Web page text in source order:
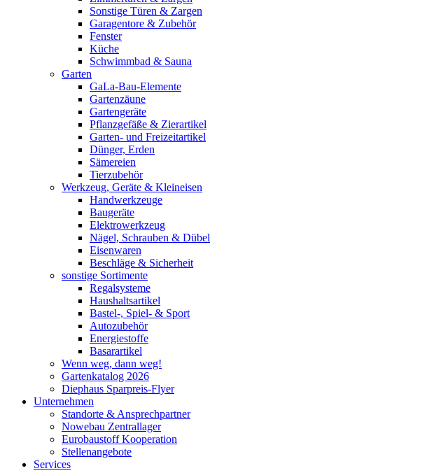
Sonstige Türen & Zargen
Garagentore & Zubehör
Fenster
Küche
Schwimmbad & Sauna
Garten
GaLa-Bau-Elemente
Gartenzäune
Gartengeräte
Pflanzgefäße & Zierartikel
Garten- und Freizeitartikel
Dünger, Erden
Sämereien
Tierzubehör
Werkzeug, Geräte & Kleineisen
Handwerkzeuge
Baugeräte
Elektrowerkzeug
Nägel, Schrauben & Dübel
Eisenwaren
Beschläge & Sicherheit
sonstige Sortimente
Regalsysteme
Haushaltsartikel
Bastel-, Spiel- & Sport
Autozubehör
Energiestoffe
Basarartikel
Wenn weg, dann weg!
Gartenkatalog 2026
Diephaus Sparpreis-Flyer
Unternehmen
Standorte & Ansprechpartner
Nowebau Zentrallager
Eurobaustoff Kooperation
Stellenangebote
Services